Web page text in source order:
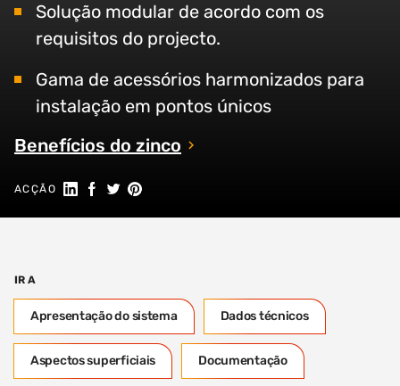
Solução modular de acordo com os
requisitos do projecto.
Gama de acessórios harmonizados para
instalação em pontos únicos
Benefícios do zinco
ACÇÃO Partilhar no Linkedin
Partilhar no Facebook
Partilhar no Twitter
Share on Pinterest
IR A
Apresentação do sistema Dados técnicos
Aspectos superficiais Documentação